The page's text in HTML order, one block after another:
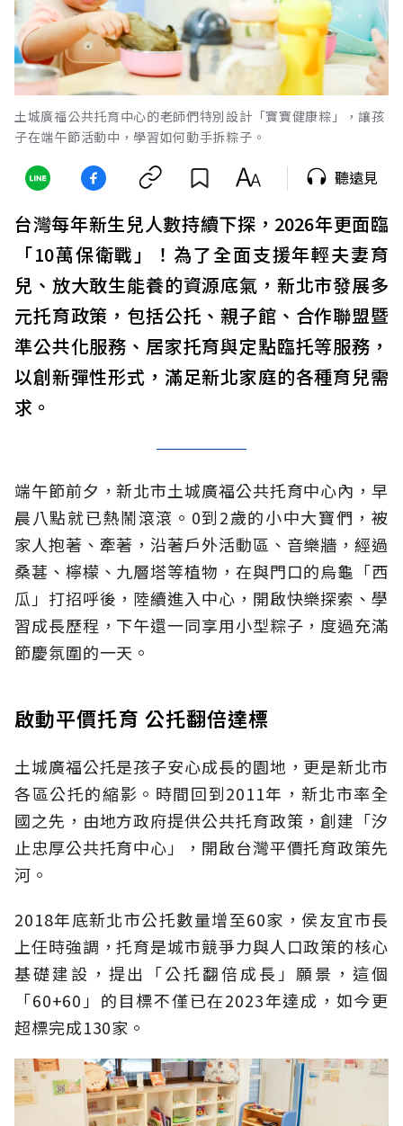
土城廣福公共托育中心的老師們特別設計「寶寶健康粽」，讓孩
子在端午節活動中，學習如何動手拆粽子。
聽遠見
台灣每年新生兒人數持續下探，2026年更面臨
「10萬保衛戰」！為了全面支援年輕夫妻育
兒、放大敢生能養的資源底氣，新北市發展多
元托育政策，包括公托、親子館、合作聯盟暨
準公共化服務、居家托育與定點臨托等服務，
以創新彈性形式，滿足新北家庭的各種育兒需
求。
端午節前夕，新北市土城廣福公共托育中心內，早
晨八點就已熱鬧滾滾。0到2歲的小中大寶們，被
家人抱著、牽著，沿著戶外活動區、音樂牆，經過
桑葚、檸檬、九層塔等植物，在與門口的烏龜「西
瓜」打招呼後，陸續進入中心，開啟快樂探索、學
習成長歷程，下午還一同享用小型粽子，度過充滿
節慶氛圍的一天。
啟動平價托育 公托翻倍達標
土城廣福公托是孩子安心成長的園地，更是新北市
各區公托的縮影。時間回到2011年，新北市率全
國之先，由地方政府提供公共托育政策，創建「汐
止忠厚公共托育中心」，開啟台灣平價托育政策先
河。
2018年底新北市公托數量增至60家，侯友宜市長
上任時強調，托育是城市競爭力與人口政策的核心
基礎建設，提出「公托翻倍成長」願景，這個
「60+60」的目標不僅已在2023年達成，如今更
超標完成130家。